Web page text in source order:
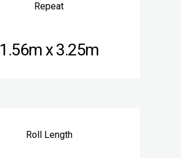
Repeat
1.56m x 3.25m
Roll Length